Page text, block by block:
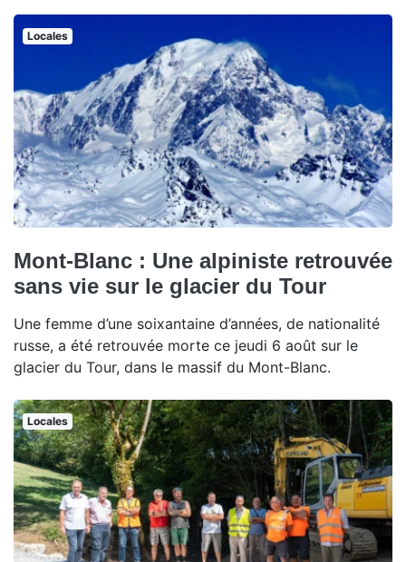
Locales
Mont-Blanc : Une alpiniste retrouvée
sans vie sur le glacier du Tour
Une femme d’une soixantaine d’années, de nationalité
russe, a été retrouvée morte ce jeudi 6 août sur le
glacier du Tour, dans le massif du Mont-Blanc.
Locales